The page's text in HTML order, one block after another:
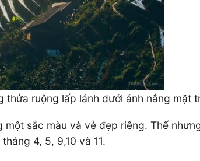
thửa ruộng lấp lánh dưới ánh nắng mặt
một sắc màu và vẻ đẹp riêng. Thế
4, 5, 9,10 và 11.